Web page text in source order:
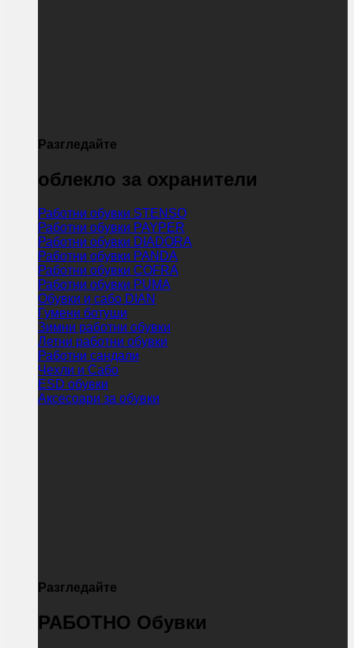
Разгледайте
облекло за охранители
Работни обувки STENSO
Работни обувки PAYPER
Работни обувки DIADORA
Работни обувки PANDA
Работни обувки COFRA
Работни обувки PUMA
Обувки и сабо DIAN
Гумени ботуши
Зимни работни обувки
Летни работни обувки
Работни сандали
Чехли и Сабо
ESD обувки
Аксесоари за обувки
Разгледайте
РАБОТНО Обувки